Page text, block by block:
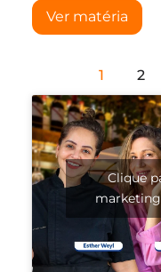
Ver matéria
1 2
Clique